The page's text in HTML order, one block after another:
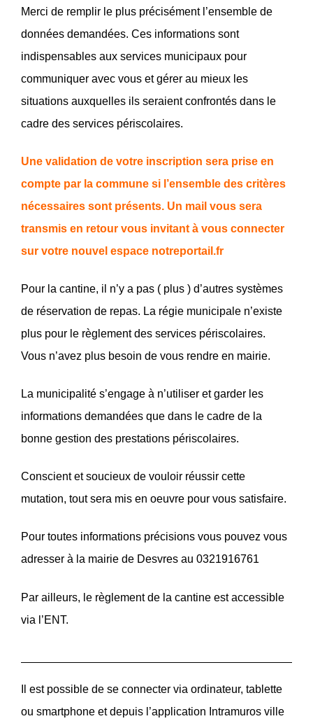
Merci de remplir le plus précisément l’ensemble de
données demandées. Ces informations sont
indispensables aux services municipaux pour
communiquer avec vous et gérer au mieux les
situations auxquelles ils seraient confrontés dans le
cadre des services périscolaires.
Une validation de votre inscription sera prise en
compte par la commune si l’ensemble des critères
nécessaires sont présents. Un mail vous sera
transmis en retour vous invitant à vous connecter
sur votre nouvel espace notreportail.fr
Pour la cantine, il n’y a pas ( plus ) d’autres systèmes
de réservation de repas. La régie municipale n’existe
plus pour le règlement des services périscolaires.
Vous n’avez plus besoin de vous rendre en mairie.
La municipalité s’engage à n’utiliser et garder les
informations demandées que dans le cadre de la
bonne gestion des prestations périscolaires.
Conscient et soucieux de vouloir réussir cette
mutation, tout sera mis en oeuvre pour vous satisfaire.
Pour toutes informations précisions vous pouvez vous
adresser à la mairie de Desvres au 0321916761
Par ailleurs, le règlement de la cantine est accessible
via l’ENT.
Il est possible de se connecter via ordinateur, tablette
ou smartphone et depuis l’application Intramuros ville